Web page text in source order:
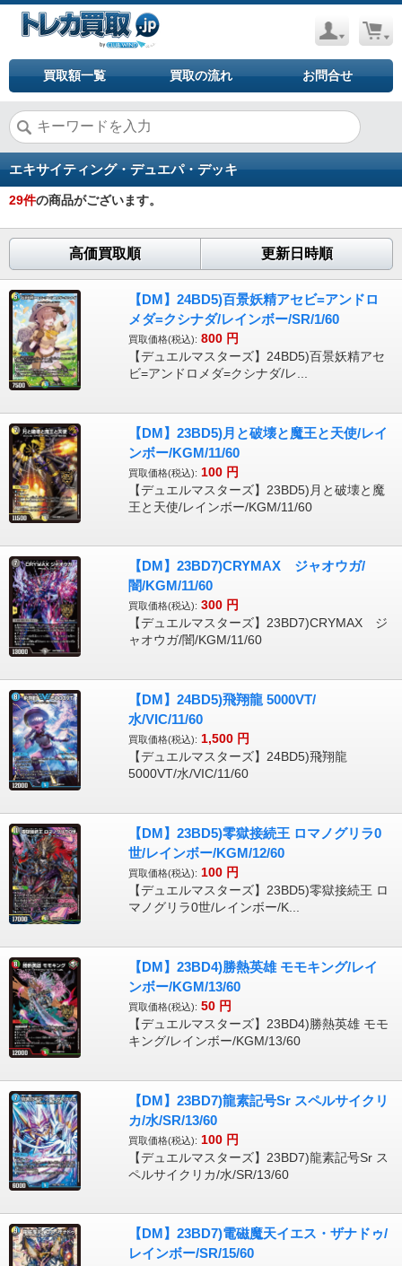
買取額一覧 買取の流れ お問合せ
エキサイティング・デュエパ・デッキ
29件の商品がございます。
高価買取順 更新日時順
【DM】24BD5)百景妖精アセビ=アンドロ
メダ=クシナダ/レインボー/SR/1/60
買取価格(税込): 800 円
【デュエルマスターズ】24BD5)百景妖精アセ
ビ=アンドロメダ=クシナダ/レ...
【DM】23BD5)月と破壊と魔王と天使/レイ
ンボー/KGM/11/60
買取価格(税込): 100 円
【デュエルマスターズ】23BD5)月と破壊と魔
王と天使/レインボー/KGM/11/60
【DM】23BD7)CRYMAX ジャオウガ/
闇/KGM/11/60
買取価格(税込): 300 円
【デュエルマスターズ】23BD7)CRYMAX ジ
ャオウガ/闇/KGM/11/60
【DM】24BD5)飛翔龍 5000VT/
水/VIC/11/60
買取価格(税込): 1,500 円
【デュエルマスターズ】24BD5)飛翔龍
5000VT/水/VIC/11/60
【DM】23BD5)零獄接続王 ロマノグリラ0
世/レインボー/KGM/12/60
買取価格(税込): 100 円
【デュエルマスターズ】23BD5)零獄接続王 ロ
マノグリラ0世/レインボー/K...
【DM】23BD4)勝熱英雄 モモキング/レイ
ンボー/KGM/13/60
買取価格(税込): 50 円
【デュエルマスターズ】23BD4)勝熱英雄 モモ
キング/レインボー/KGM/13/60
【DM】23BD7)龍素記号Sr スペルサイクリ
カ/水/SR/13/60
買取価格(税込): 100 円
【デュエルマスターズ】23BD7)龍素記号Sr ス
ペルサイクリカ/水/SR/13/60
【DM】23BD7)電磁魔天イエス・ザナドゥ/
レインボー/SR/15/60